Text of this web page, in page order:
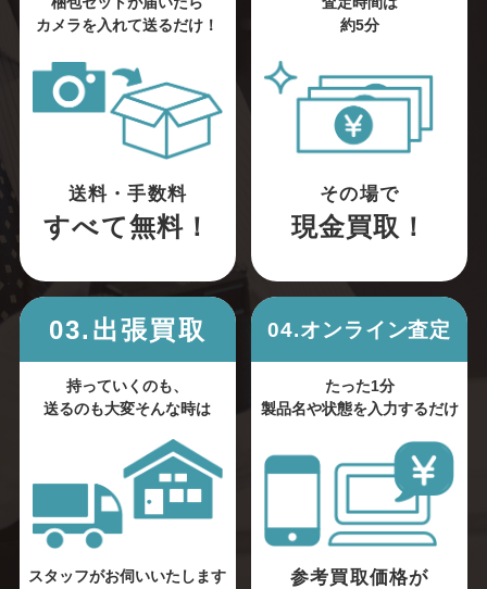
カメラを入れて送るだけ！
送料・手数料
すべて無料！
約5分
その場で
現金買取！
03.出張買取
持っていくのも、
送るのも大変そんな時は
スタッフがお伺いいたします
04.オンライン査定
たった1分
製品名や状態を入力するだけ
参考買取価格が